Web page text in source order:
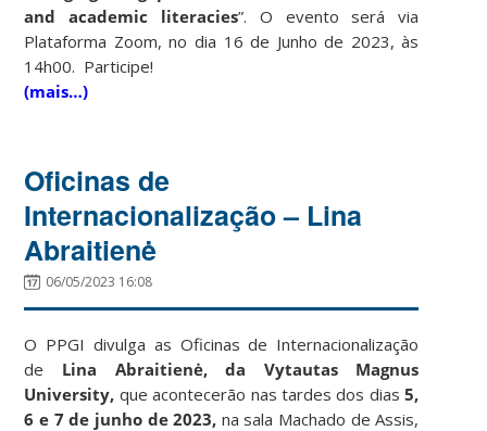
and academic literacies”. O evento será via
Plataforma Zoom, no dia 16 de Junho de 2023, às
14h00. Participe!
(mais…)
Oficinas de
Internacionalização – Lina
Abraitienė
06/05/2023 16:08
O PPGI divulga as Oficinas de Internacionalização
de Lina Abraitienė, da Vytautas Magnus
University, que acontecerão nas tardes dos dias5,
6 e 7 de junho de 2023, na sala Machado de Assis,